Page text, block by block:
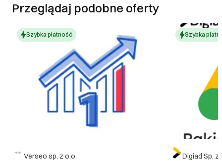
Przeglądaj podobne oferty
Szybka płatność
Verseo sp. z o.o.
Szybka
Digiad Sp. z